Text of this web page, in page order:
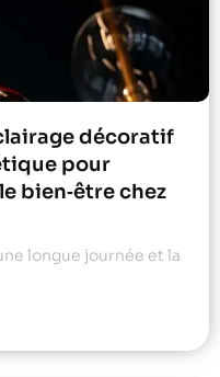
décoratif
pour
bien‑être chez
longue journée et la